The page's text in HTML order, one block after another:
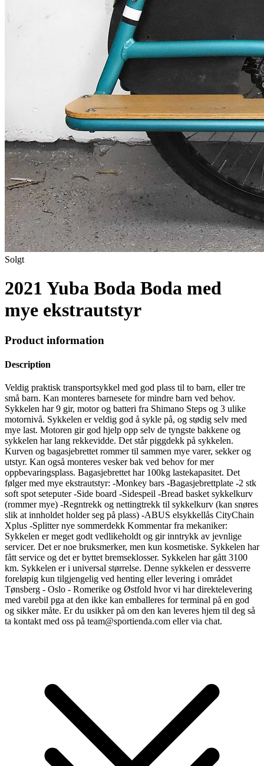
Solgt
2021 Yuba Boda Boda med
mye ekstrautstyr
Product information
Description
Veldig praktisk transportsykkel med god plass til to barn, eller tre
små barn. Kan monteres barnesete for mindre barn ved behov.
Sykkelen har 9 gir, motor og batteri fra Shimano Steps og 3 ulike
motornivå. Sykkelen er veldig god å sykle på, og stødig selv med
mye last. Motoren gir god hjelp opp selv de tyngste bakkene og
sykkelen har lang rekkevidde. Det står piggdekk på sykkelen.
Kurven og bagasjebrettet rommer til sammen mye varer, sekker og
utstyr. Kan også monteres vesker bak ved behov for mer
oppbevaringsplass. Bagasjebrettet har 100kg lastekapasitet. Det
følger med mye ekstrautstyr: -Monkey bars -Bagasjebrettplate -2 stk
soft spot seteputer -Side board -Sidespeil -Bread basket sykkelkurv
(rommer mye) -Regntrekk og nettingtrekk til sykkelkurv (kan snøres
slik at innholdet holder seg på plass) -ABUS elsykkellås CityChain
Xplus -Splitter nye sommerdekk Kommentar fra mekaniker:
Sykkelen er meget godt vedlikeholdt og gir inntrykk av jevnlige
servicer. Det er noe bruksmerker, men kun kosmetiske. Sykkelen har
fått service og det er byttet bremseklosser. Sykkelen har gått 3100
km. Sykkelen er i universal størrelse. Denne sykkelen er dessverre
foreløpig kun tilgjengelig ved henting eller levering i området
Tønsberg - Oslo - Romerike og Østfold hvor vi har direktelevering
med varebil pga at den ikke kan emballeres for terminal på en god
og sikker måte. Er du usikker på om den kan leveres hjem til deg så
ta kontakt med oss på team@sportienda.com eller via chat.